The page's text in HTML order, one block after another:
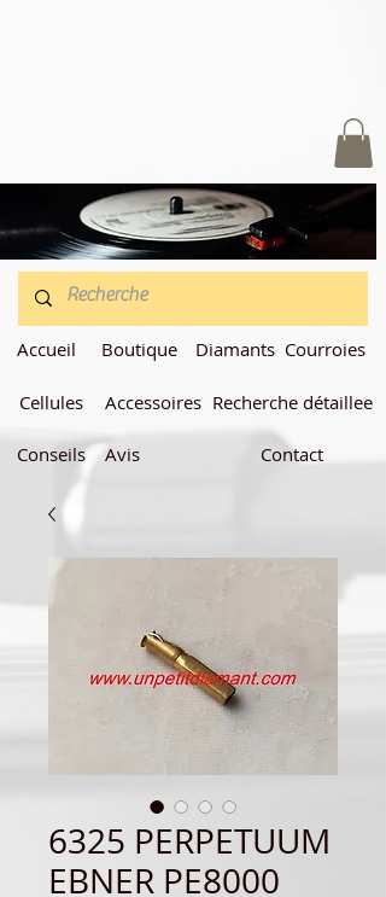
Accueil
Cellules
Conseils
Boutique
Accessoires
Avis
Diamants Courroies
Recherche détaillee
Contact
6325 PERPETUUM
EBNER PE8000